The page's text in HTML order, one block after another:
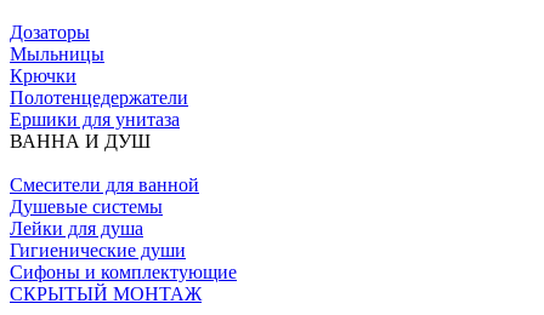
Дозаторы
Мыльницы
Крючки
Полотенцедержатели
Ершики для унитаза
ВАННА И ДУШ
Смесители для ванной
Душевые системы
Лейки для душа
Гигиенические души
Сифоны и комплектующие
СКРЫТЫЙ МОНТАЖ